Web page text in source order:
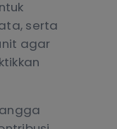
serta
agar